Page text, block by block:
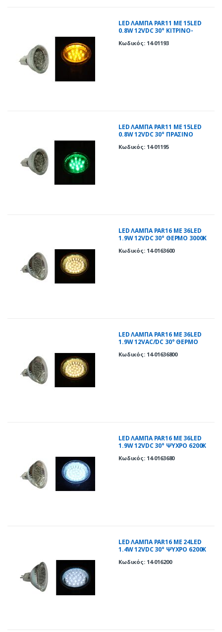
LED ΛΑΜΠΑ PAR11 ΜΕ 15LED
0.8W 12VDC 30° ΚΙΤΡΙΝΟ-
Κωδικός: 14-01193
LED ΛΑΜΠΑ PAR11 ΜΕ 15LED
0.8W 12VDC 30° ΠΡΑΣΙΝΟ
Κωδικός: 14-01195
LED ΛΑΜΠΑ PAR16 ME 36LED
1.9W 12VDC 30° ΘΕΡΜΟ 3000Κ
Κωδικός: 14-0163600
LED ΛΑΜΠΑ PAR16 ME 36LED
1.9W 12VAC/DC 30° ΘΕΡΜΟ
Κωδικός: 14-01636800
LED ΛΑΜΠΑ PAR16 ME 36LED
1.9W 12VDC 30° ΨΥΧΡΟ 6200Κ
Κωδικός: 14-0163680
LED ΛΑΜΠΑ PAR16 ΜΕ 24LED
1.4W 12VDC 30° ΨΥΧΡΟ 6200Κ
Κωδικός: 14-016200